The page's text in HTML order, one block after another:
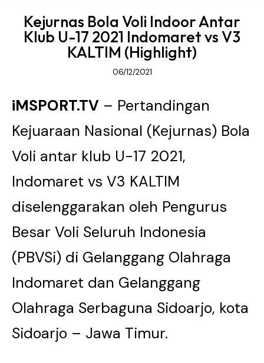
Kejurnas Bola Voli Indoor Antar
Klub U-17 2021 Indomaret vs V3
KALTIM (Highlight)
06/12/2021
iMSPORT.TV – Pertandingan
Kejuaraan Nasional (Kejurnas) Bola
Voli antar klub U-17 2021,
Indomaret vs V3 KALTIM
diselenggarakan oleh Pengurus
Besar Voli Seluruh Indonesia
(PBVSi) di Gelanggang Olahraga
Indomaret dan Gelanggang
Olahraga Serbaguna Sidoarjo, kota
Sidoarjo – Jawa Timur.